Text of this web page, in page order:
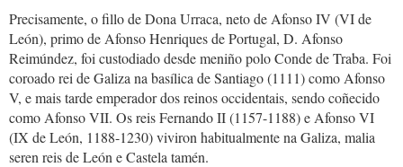
Precisamente, o fillo de Dona Urraca, neto de Afonso IV (VI de
León), primo de Afonso Henriques de Portugal, D. Afonso
Reimúndez, foi custodiado desde meniño polo Conde de Traba. Foi
coroado rei de Galiza na basílica de Santiago (1111) como Afonso
V, e mais tarde emperador dos reinos occidentais, sendo coñecido
como Afonso VII. Os reis Fernando II (1157-1188) e Afonso VI
(IX de León, 1188-1230) viviron habitualmente na Galiza, malia
seren reis de León e Castela tamén.